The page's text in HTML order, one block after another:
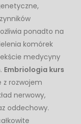
ponadto na
komórek
medycyny
Embriologia kurs
z rozwojem
nerwowy,
oddechowy.